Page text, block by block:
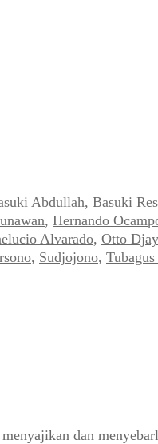
Abdullah, Basuki
, Hernando
Alvarado, Otto
, Sudjojono,
dan